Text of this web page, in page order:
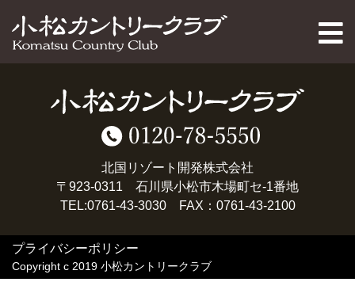
PAGE TOP
北国リゾート開発株式会社
〒923-0311 石川県小松市木場町セ-1番地
TEL:0761-43-3030 FAX：0761-43-2100
プライバシーポリシー
Copyright c 2019 小松カントリークラブ